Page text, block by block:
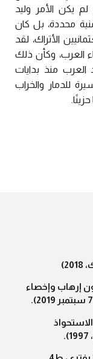
لم يكن الأمر وليد
محددة، بل كان
الأتراك، لقد
العرب، وكأن ذلك
منذ بدايات
للدمار والخراب
شعبان، الدولة العثمانية .. 6 قرون إرهاب وإخصاء